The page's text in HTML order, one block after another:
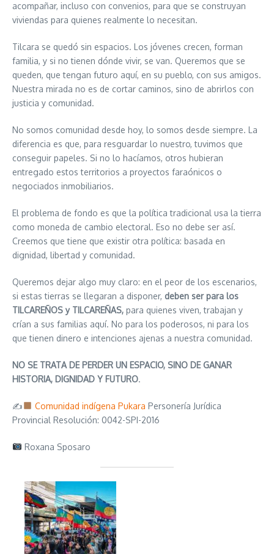
acompañar, incluso con convenios, para que se construyan
viviendas para quienes realmente lo necesitan.
Tilcara se quedó sin espacios. Los jóvenes crecen, forman
familia, y si no tienen dónde vivir, se van. Queremos que se
queden, que tengan futuro aquí, en su pueblo, con sus amigos.
Nuestra mirada no es de cortar caminos, sino de abrirlos con
justicia y comunidad.
No somos comunidad desde hoy, lo somos desde siempre. La
diferencia es que, para resguardar lo nuestro, tuvimos que
conseguir papeles. Si no lo hacíamos, otros hubieran
entregado estos territorios a proyectos faraónicos o
negociados inmobiliarios.
El problema de fondo es que la política tradicional usa la tierra
como moneda de cambio electoral. Eso no debe ser así.
Creemos que tiene que existir otra política: basada en
dignidad, libertad y comunidad.
Queremos dejar algo muy claro: en el peor de los escenarios,
si estas tierras se llegaran a disponer, deben ser para los
TILCAREÑOS y TILCAREÑAS, para quienes viven, trabajan y
crían a sus familias aquí. No para los poderosos, ni para los
que tienen dinero e intenciones ajenas a nuestra comunidad.
NO SE TRATA DE PERDER UN ESPACIO, SINO DE GANAR
HISTORIA, DIGNIDAD Y FUTURO.
✍ Comunidad indígena Pukara Personería Jurídica
Provincial Resolución: 0042-SPI-2016
Roxana Sposaro